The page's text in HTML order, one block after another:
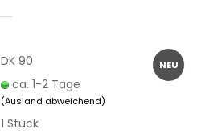
NEU
DK 90
ca. 1-2 Tage
(Ausland abweichend)
1Stück